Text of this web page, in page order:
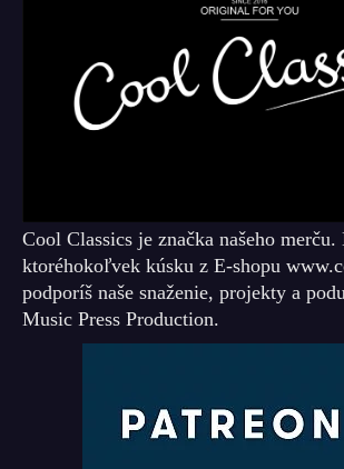
Cool Classics je značka našeho merču.
ktoréhokoľvek kúsku z E-shopu
podporíš naše snaženie, projekty a
Music Press Production.